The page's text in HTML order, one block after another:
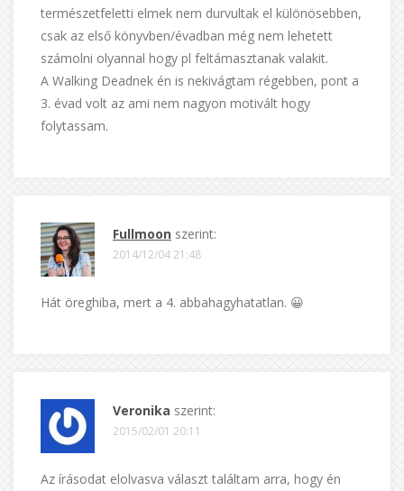
természetfeletti elmek nem durvultak el különösebben,
csak az első könyvben/évadban még nem lehetett
számolni olyannal hogy pl feltámasztanak valakit.
A Walking Deadnek én is nekivágtam régebben, pont a
3. évad volt az ami nem nagyon motivált hogy
folytassam.
Fullmoon szerint:
2014/12/04 21:48
Hát öreghiba, mert a 4. abbahagyhatatlan. 😀
Veronika szerint:
2015/02/01 20:11
Az írásodat elolvasva választ találtam arra, hogy én